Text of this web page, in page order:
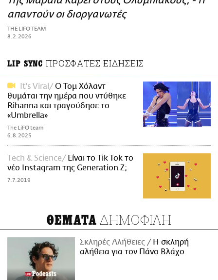
ΑΜΠΑ
PRINT
απαντούν οι διοργανωτές
THE LIFO TEAM
8.2.2026
LIP SYNC ΠΡΟΣΦΑΤΕΣ ΕΙΔΗΣΕΙΣ
It's Viral
Ο Τομ Χόλαντ
θυμάται την ημέρα που ντύθηκε
Rihanna και τραγούδησε το
«Umbrella»
The LiFO team
6.8.2025
Τech & Science
Είναι το Tik Tok το
νέο Instagram της Generation Z;
7.7.2019
ΘΕΜΑΤΑ ΔΗΜΟΦΙΛΗ
Σκληρές Αλήθειες
H σκληρή
αλήθεια για τον Πάνο Βλάχο